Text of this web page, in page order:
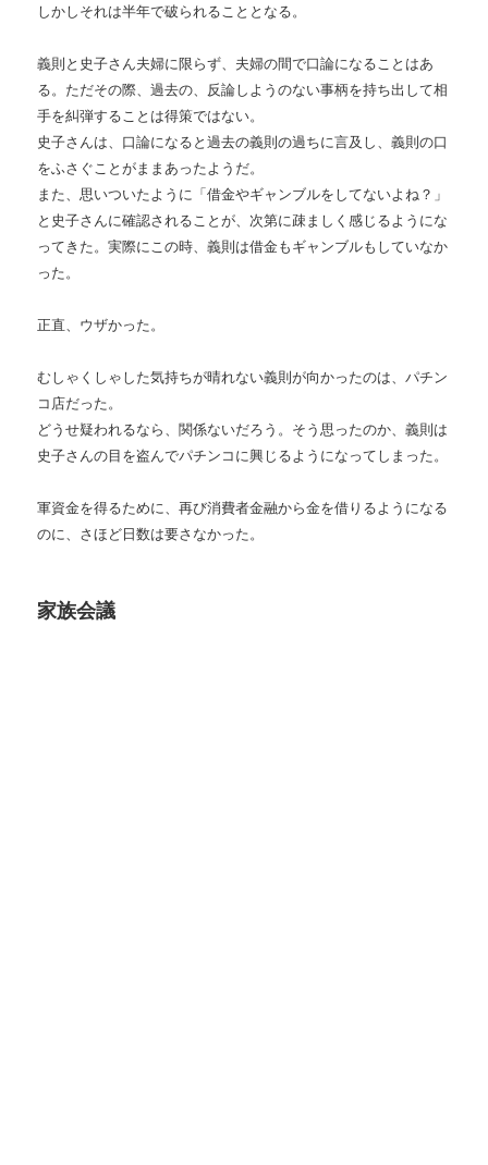
しかしそれは半年で破られることとなる。
義則と史子さん夫婦に限らず、夫婦の間で口論になることはあ
る。ただその際、過去の、反論しようのない事柄を持ち出して相
手を糾弾することは得策ではない。
史子さんは、口論になると過去の義則の過ちに言及し、義則の口
をふさぐことがままあったようだ。
また、思いついたように「借金やギャンブルをしてないよね？」
と史子さんに確認されることが、次第に疎ましく感じるようにな
ってきた。実際にこの時、義則は借金もギャンブルもしていなか
った。
正直、ウザかった。
むしゃくしゃした気持ちが晴れない義則が向かったのは、パチン
コ店だった。
どうせ疑われるなら、関係ないだろう。そう思ったのか、義則は
史子さんの目を盗んでパチンコに興じるようになってしまった。
軍資金を得るために、再び消費者金融から金を借りるようになる
のに、さほど日数は要さなかった。
家族会議